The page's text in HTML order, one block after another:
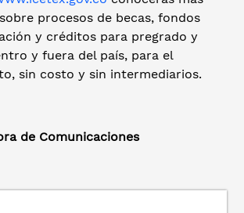
procesos de becas, fondos
y créditos para pregrado y
y fuera del país, para el
sin costo y sin intermediarios.
de Comunicaciones